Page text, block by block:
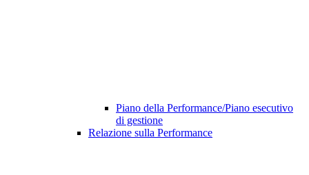
Piano della Performance/Piano esecutivo
di gestione
Relazione sulla Performance